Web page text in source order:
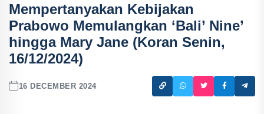
Mempertanyakan Kebijakan
Prabowo Memulangkan ‘Bali’ Nine’
hingga Mary Jane (Koran Senin,
16/12/2024)
16 DECEMBER 2024